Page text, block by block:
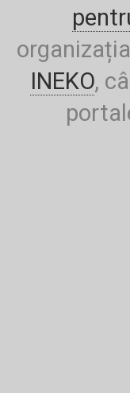
INEKO,